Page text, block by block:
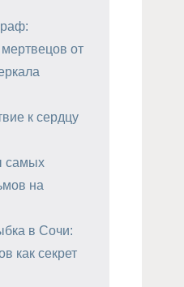
от
к сердцу
самых
на
в Сочи:
как секрет